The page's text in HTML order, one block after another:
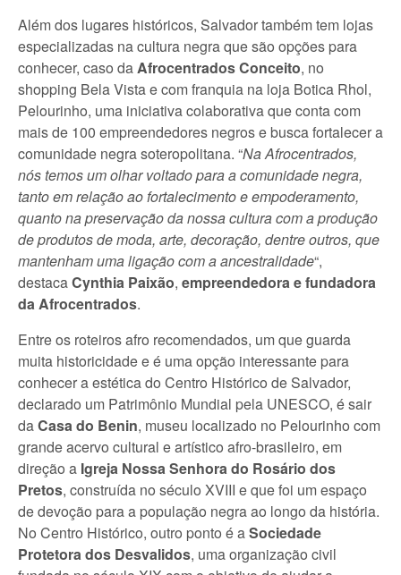
Além dos lugares históricos, Salvador também tem lojas
especializadas na cultura negra que são opções para
conhecer, caso daAfrocentrados Conceito, no
shopping Bela Vista e com franquia na loja Botica Rhol,
Pelourinho, uma iniciativa colaborativa que conta com
mais de 100 empreendedores negros e busca fortalecer a
comunidade negra soteropolitana. “Na Afrocentrados,
nós temos um olhar voltado para a comunidade negra,
tanto em relação ao fortalecimento e empoderamento,
quanto na preservação da nossa cultura com a produção
de produtos de moda, arte, decoração, dentre outros, que
mantenham uma ligação com a ancestralidade“,
destacaCynthia Paixão, empreendedora e fundadora
da Afrocentrados.
Entre os roteiros afro recomendados, um que guarda
muita historicidade e é uma opção interessante para
conhecer a estética do Centro Histórico de Salvador,
declarado um Patrimônio Mundial pela UNESCO, é sair
daCasa do Benin, museu localizado no Pelourinho com
grande acervo cultural e artístico afro-brasileiro, em
direção a Igreja Nossa Senhora do Rosário dos
Pretos, construída no século XVIII e que foi um espaço
de devoção para a população negra ao longo da história.
No Centro Histórico, outro ponto é aSociedade
Protetora dos Desvalidos, uma organização civil